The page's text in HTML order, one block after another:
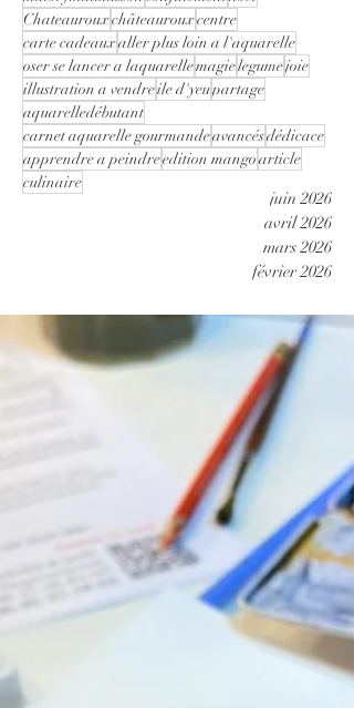
juin 2026
avril 2026
mars 2026
février 2026
Chateaurouxchâteaurouxcentre
carte cadeauxaller plus loin a l'aquarelle
oser se lancer a laquarellemagielegumejoie
illustration a vendreile d'yeupartage
aquarelledébutant
carnet aquarelle gourmandeavancésdédicace
apprendre a peindreedition mangoarticle
culinaire